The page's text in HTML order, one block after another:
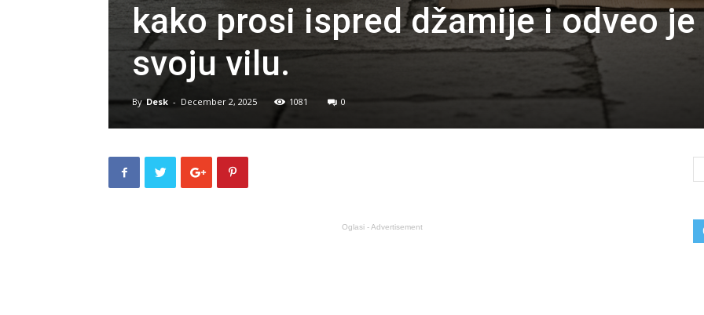
kako prosi ispred džamije i odveo je
svoju vilu.
By Desk - December 2, 2025 1081 0
Oglasi - Advertisement